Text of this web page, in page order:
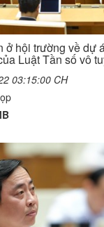
ở hội trường về dự
Luật Tần số vô
03:15:00 CH